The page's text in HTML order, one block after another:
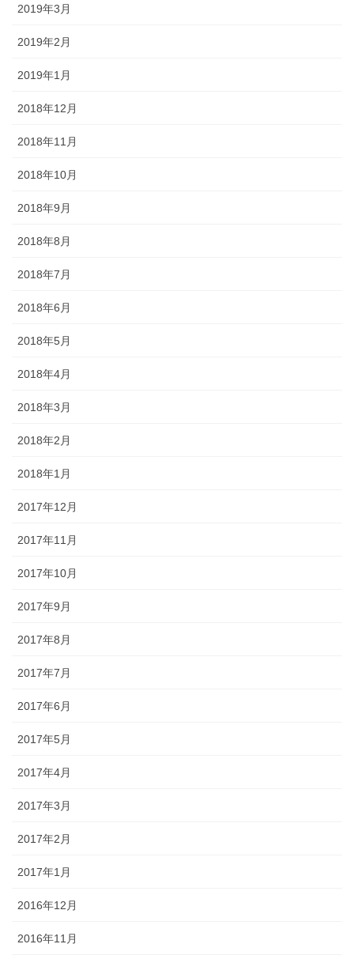
2019年3月
2019年2月
2019年1月
2018年12月
2018年11月
2018年10月
2018年9月
2018年8月
2018年7月
2018年6月
2018年5月
2018年4月
2018年3月
2018年2月
2018年1月
2017年12月
2017年11月
2017年10月
2017年9月
2017年8月
2017年7月
2017年6月
2017年5月
2017年4月
2017年3月
2017年2月
2017年1月
2016年12月
2016年11月